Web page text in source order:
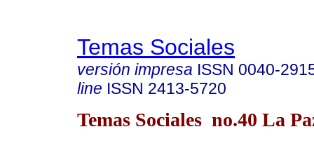
Temas Sociales
versión impresa ISSN 0040-
line ISSN 2413-5720
Temas Sociales no.40 La